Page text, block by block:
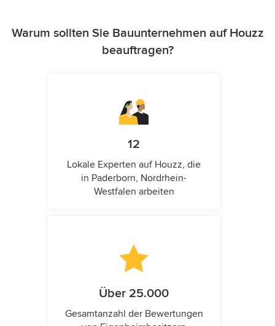
Warum sollten Sie Bauunternehmen auf Houzz
beauftragen?
12
Lokale Experten auf Houzz, die
in Paderborn, Nordrhein-
Westfalen arbeiten
Über 25.000
Gesamtanzahl der Bewertungen